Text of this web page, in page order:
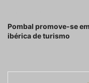
Pombal promove-se
ibérica de turismo